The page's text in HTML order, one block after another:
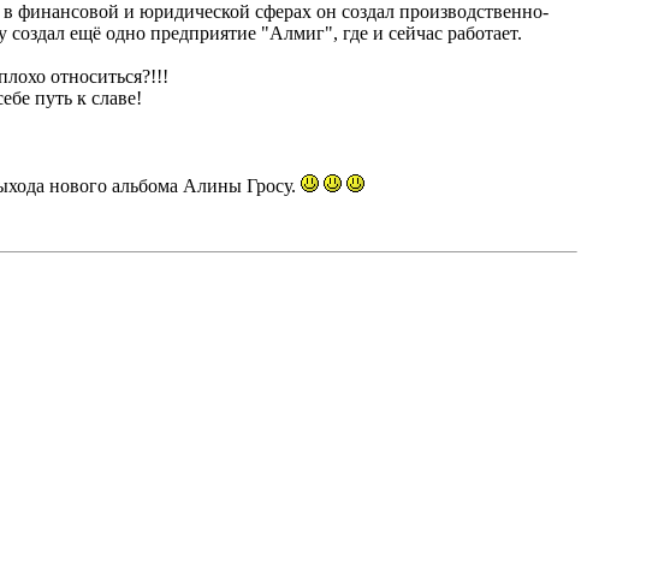
и юридической сферах он создал производственно-
ещë одно предприятие "Алмиг", где и сейчас работает.
относиться?!!!
путь к славе!
нового альбома Алины Гросу.